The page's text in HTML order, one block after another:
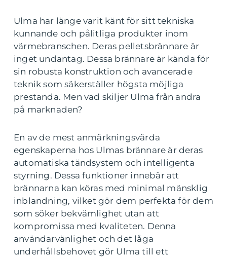
Ulma har länge varit känt för sitt tekniska
kunnande och pålitliga produkter inom
värmebranschen. Deras pelletsbrännare är
inget undantag. Dessa brännare är kända för
sin robusta konstruktion och avancerade
teknik som säkerställer högsta möjliga
prestanda. Men vad skiljer Ulma från andra
på marknaden?
En av de mest anmärkningsvärda
egenskaperna hos Ulmas brännare är deras
automatiska tändsystem och intelligenta
styrning. Dessa funktioner innebär att
brännarna kan köras med minimal mänsklig
inblandning, vilket gör dem perfekta för dem
som söker bekvämlighet utan att
kompromissa med kvaliteten. Denna
användarvänlighet och det låga
underhållsbehovet gör Ulma till ett